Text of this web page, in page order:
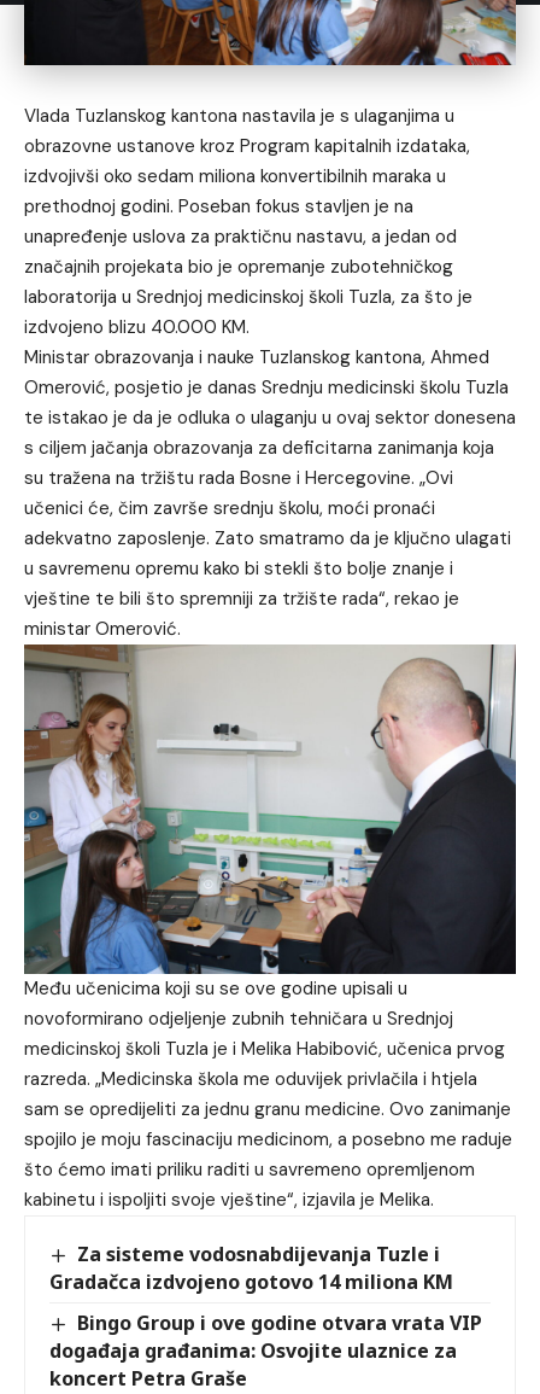
Vlada Tuzlanskog kantona nastavila je s ulaganjima u
obrazovne ustanove kroz Program kapitalnih izdataka,
izdvojivši oko sedam miliona konvertibilnih maraka u
prethodnoj godini. Poseban fokus stavljen je na
unapređenje uslova za praktičnu nastavu, a jedan od
značajnih projekata bio je opremanje zubotehničkog
laboratorija u Srednjoj medicinskoj školi Tuzla, za što je
izdvojeno blizu 40.000 KM.
Ministar obrazovanja i nauke Tuzlanskog kantona, Ahmed
Omerović, posjetio je danas Srednju medicinski školu Tuzla
te istakao je da je odluka o ulaganju u ovaj sektor donesena
s ciljem jačanja obrazovanja za deficitarna zanimanja koja
su tražena na tržištu rada Bosne i Hercegovine. „Ovi
učenici će, čim završe srednju školu, moći pronaći
adekvatno zaposlenje. Zato smatramo da je ključno ulagati
u savremenu opremu kako bi stekli što bolje znanje i
vještine te bili što spremniji za tržište rada“, rekao je
ministar Omerović.
Među učenicima koji su se ove godine upisali u
novoformirano odjeljenje zubnih tehničara u Srednjoj
medicinskoj školi Tuzla je i Melika Habibović, učenica prvog
razreda. „Medicinska škola me oduvijek privlačila i htjela
sam se opredijeliti za jednu granu medicine. Ovo zanimanje
spojilo je moju fascinaciju medicinom, a posebno me raduje
što ćemo imati priliku raditi u savremeno opremljenom
kabinetu i ispoljiti svoje vještine“, izjavila je Melika.
Za sisteme vodosnabdijevanja Tuzle i
Gradačca izdvojeno gotovo 14 miliona KM
Bingo Group i ove godine otvara vrata VIP
događaja građanima: Osvojite ulaznice za
koncert Petra Graše